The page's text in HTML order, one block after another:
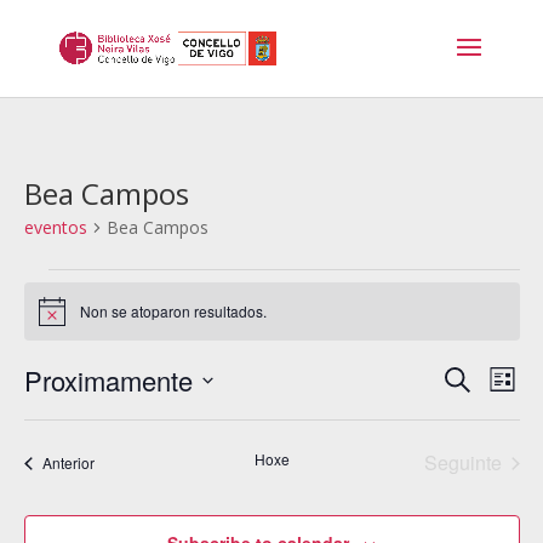
Bea Campos
eventos Bea Campos
eventos
Notice Non se atoparon resultados.
de
e
Procurar
de
de
List
Proximamente
Anterioreventos Hoxe
Seguinte